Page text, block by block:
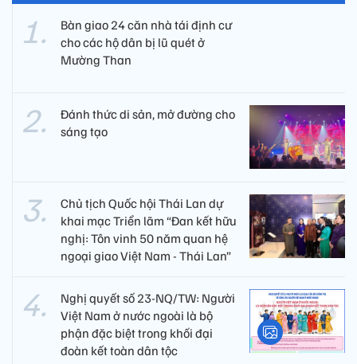
Bàn giao 24 căn nhà tái định cư
cho các hộ dân bị lũ quét ở
Mường Than
Đánh thức di sản, mở đường cho
sáng tạo
Chủ tịch Quốc hội Thái Lan dự
khai mạc Triển lãm “Đan kết hữu
nghị: Tôn vinh 50 năm quan hệ
ngoại giao Việt Nam - Thái Lan”
Nghị quyết số 23-NQ/TW: Người
Việt Nam ở nước ngoài là bộ
phận đặc biệt trong khối đại
đoàn kết toàn dân tộc